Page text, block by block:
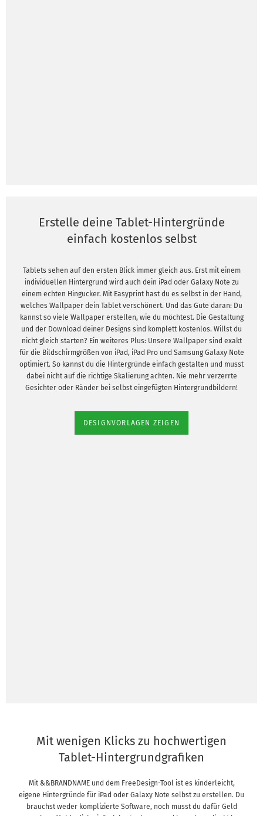
Erstelle deine Tablet-Hintergründe
einfach kostenlos selbst
Tablets sehen auf den ersten Blick immer gleich aus. Erst mit einem
individuellen Hintergrund wird auch dein iPad oder Galaxy Note zu
einem echten Hingucker. Mit Easyprint hast du es selbst in der Hand,
welches Wallpaper dein Tablet verschönert. Und das Gute daran: Du
kannst so viele Wallpaper erstellen, wie du möchtest. Die Gestaltung
und der Download deiner Designs sind komplett kostenlos. Willst du
nicht gleich starten? Ein weiteres Plus: Unsere Wallpaper sind exakt
für die Bildschirmgrößen von iPad, iPad Pro und Samsung Galaxy Note
optimiert. So kannst du die Hintergründe einfach gestalten und musst
dabei nicht auf die richtige Skalierung achten. Nie mehr verzerrte
Gesichter oder Ränder bei selbst eingefügten Hintergrundbildern!
DESIGNVORLAGEN ZEIGEN
Mit wenigen Klicks zu hochwertigen
Tablet-Hintergrundgrafiken
Mit &&BRANDNAME und dem FreeDesign-Tool ist es kinderleicht,
eigene Hintergründe für iPad oder Galaxy Note selbst zu erstellen. Du
brauchst weder komplizierte Software, noch musst du dafür Geld